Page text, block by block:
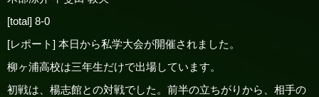
[total] 8-0
[レポート] 本日から私学大会が開催されました。
柳ヶ浦高校は三年生だけで出場しています。
初戦は、楊志館との対戦でした。前半の立ちがりから、相手の